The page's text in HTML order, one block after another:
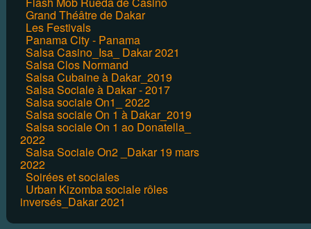
Grand Théâtre de Dakar
Les Festivals
Panama City - Panama
Salsa Casino_Isa_ Dakar 2021
Salsa Clos Normand
Salsa Cubaine à Dakar_2019
Salsa Sociale à Dakar - 2017
Salsa sociale On1_ 2022
Salsa sociale On 1 à Dakar_2019
Salsa sociale On 1 ao Donatella_
2022
Salsa Sociale On2 _Dakar 19 mars
2022
Soirées et sociales
Urban Kizomba sociale rôles
inversés_Dakar 2021